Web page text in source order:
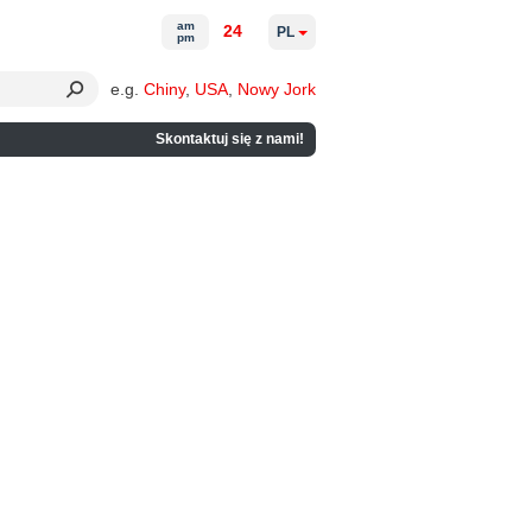
e.g. Chiny, USA Nowy Jork
Skontaktuj się z nami!
am
pm
24 PL